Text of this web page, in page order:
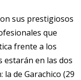
sus prestigiosos
que
frente a los
estarán en las dos
la de Garachico (29